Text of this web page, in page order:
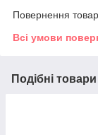
Повернення
Всі умови
Подібні